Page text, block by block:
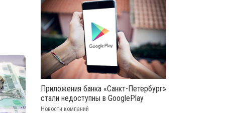
Приложения банка «Санкт-Петербург»
стали недоступны в GooglePlay
Новости компаний